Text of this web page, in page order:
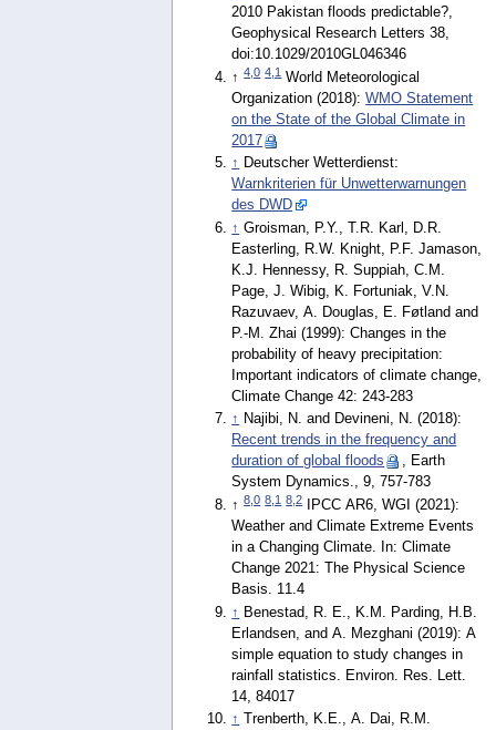
2010 Pakistan floods predictable?,
Geophysical Research Letters 38,
doi:10.1029/2010GL046346
↑4,0 4,1
World Meteorological
Organization (2018):WMO Statement
on the State of the Global Climate in
2017
↑ Deutscher Wetterdienst:
Warnkriterien für Unwetterwarnungen
des DWD
↑ Groisman, P.Y., T.R. Karl, D.R.
Easterling, R.W. Knight, P.F. Jamason,
K.J. Hennessy, R. Suppiah, C.M.
Page, J. Wibig, K. Fortuniak, V.N.
Razuvaev, A. Douglas, E. Føtland and
P.-M. Zhai (1999): Changes in the
probability of heavy precipitation:
Important indicators of climate change,
Climate Change 42: 243-283
↑ Najibi, N. and Devineni, N. (2018):
Recent trends in the frequency and
duration of global floods
, Earth
System Dynamics., 9, 757-783
↑8,0 8,1 8,2
IPCC AR6, WGI (2021):
Weather and Climate Extreme Events
in a Changing Climate. In: Climate
Change 2021: The Physical Science
Basis. 11.4
↑ Benestad, R. E., K.M. Parding, H.B.
Erlandsen, and A. Mezghani (2019): A
simple equation to study changes in
rainfall statistics. Environ. Res. Lett.
14, 84017
↑ Trenberth, K.E., A. Dai, R.M.